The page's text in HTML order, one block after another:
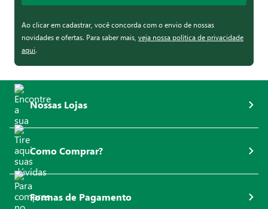
Ao clicar em cadastrar, você concorda com o envio de nossas
novidades e ofertas. Para saber mais, veja nossa política de privacidade
aqui.
Nossas Lojas
Como Comprar?
Formas de Pagamento